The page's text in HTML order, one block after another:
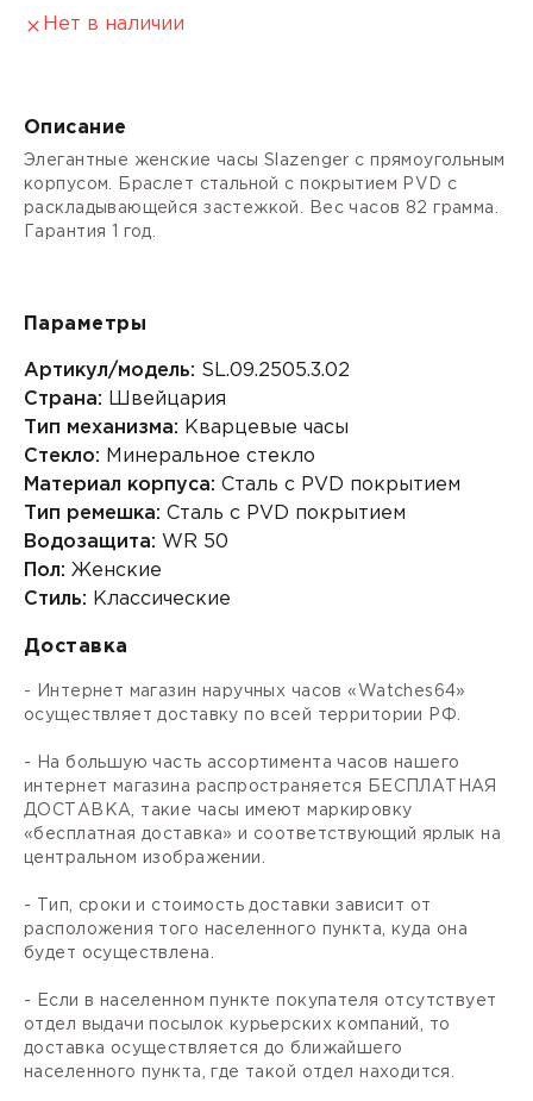
Нет в наличии
Описание
Элегантные женские часы Slazenger с прямоугольным
корпусом. Браслет стальной с покрытием PVD с
раскладывающейся застежкой. Вес часов 82 грамма.
Гарантия 1 год.
Параметры
Артикул/модель: SL.09.2505.3.02
Страна: Швейцария
Тип механизма: Кварцевые часы
Стекло: Минеральное стекло
Материал корпуса: Сталь с PVD покрытием
Тип ремешка: Сталь с PVD покрытием
Водозащита: WR 50
Пол: Женские
Стиль: Классические
Доставка
- Интернет магазин наручных часов «Watches64»
осуществляет доставку по всей территории РФ.
- На большую часть ассортимента часов нашего
интернет магазина распространяется БЕСПЛАТНАЯ
ДОСТАВКА, такие часы имеют маркировку
«бесплатная доставка» и соответствующий ярлык на
центральном изображении.
- Тип, сроки и стоимость доставки зависит от
расположения того населенного пункта, куда она
будет осуществлена.
- Если в населенном пункте покупателя отсутствует
отдел выдачи посылок курьерских компаний, то
доставка осуществляется до ближайшего
населенного пункта, где такой отдел находится.